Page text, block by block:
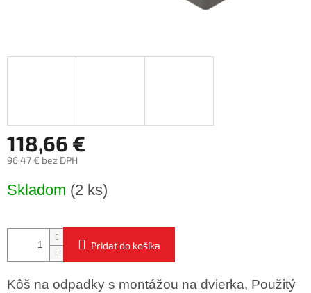
118,66 €
96,47 € bez DPH
cena:
Skladom (2 ks)
Pridať do košíka
Kôš na odpadky s montážou na dvierka, Použitý